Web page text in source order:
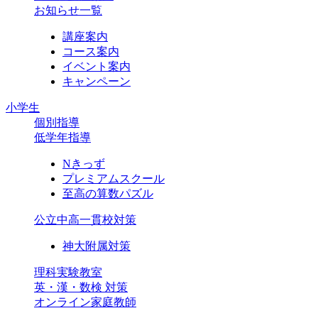
お知らせ一覧
講座案内
コース案内
イベント案内
キャンペーン
小学生
個別指導
低学年指導
Nきっず
プレミアムスクール
至高の算数パズル
公立中高一貫校対策
神大附属対策
理科実験教室
英・漢・数検 対策
オンライン家庭教師